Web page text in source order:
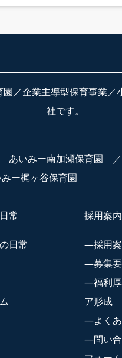
／企業主導型保育事業
社です。
あいみー南加瀬保育園
ー梶ヶ谷保育園
常
日常
採用案内
採用
募集
福利
ア形成
よく
問い